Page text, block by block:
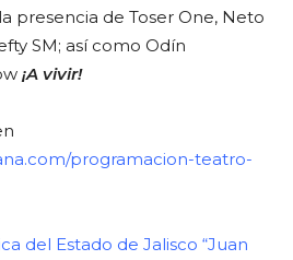
presencia de Toser One, Neto
SM; así como Odín
¡A vivir!
programacion-teatro-
del Estado de Jalisco “Juan